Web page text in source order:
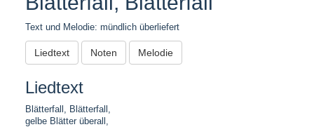
Text und Melodie: mündlich überliefert
Liedtext Noten Melodie
Liedtext
Blätterfall, Blätterfall,
gelbe Blätter überall,